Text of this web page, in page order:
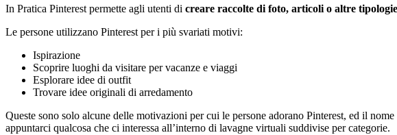
In Pratica Pinterest permette agli utenti di creare raccolte di foto, articoli o altre
Le persone utilizzano Pinterest per i più svariati motivi:
Ispirazione
Scoprire luoghi da visitare per vacanze e viaggi
Esplorare idee di outfit
Trovare idee originali di arredamento
Queste sono solo alcune delle motivazioni per cui le persone adorano Pinterest, ed il
appuntarci qualcosa che ci interessa all’interno di lavagne virtuali suddivise per categorie.